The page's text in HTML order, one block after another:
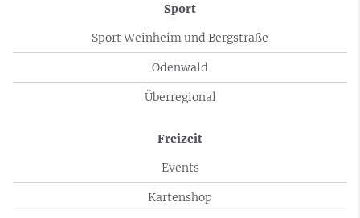
Sport
Sport Weinheim und Bergstraße
Odenwald
Überregional
Freizeit
Events
Kartenshop